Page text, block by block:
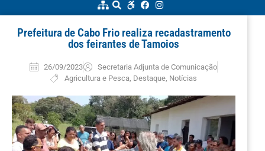
Prefeitura de Cabo Frio realiza recadastramento
dos feirantes de Tamoios
26/09/2023
Secretaria Adjunta de Comunicação
Agricultura e Pesca Destaque, Notícias